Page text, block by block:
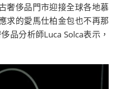
奢侈品門市迎接全球各地慕
求的愛馬仕柏金包也不再那
品分析師Luca Solca表示，